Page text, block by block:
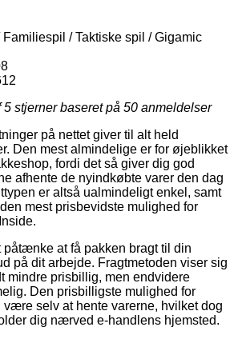
/ Taktiske spil / Gigamic
5 stjerner baseret på 50 anmeldelser
på nettet giver til alt held
Den mest almindelige er for øjeblikket
fordi det så giver dig god
afhente de nyindkøbte varer den dag
er altså ualmindeligt enkel, samt
mest prisbevidste mulighed for
påtænke at få pakken bragt til din
på dit arbejde. Fragtmetoden viser sig
mindre prisbillig, men endvidere
Den prisbilligste mulighed for
være selv at hente varerne, hvilket dog
dig nærved e-handlens hjemsted.